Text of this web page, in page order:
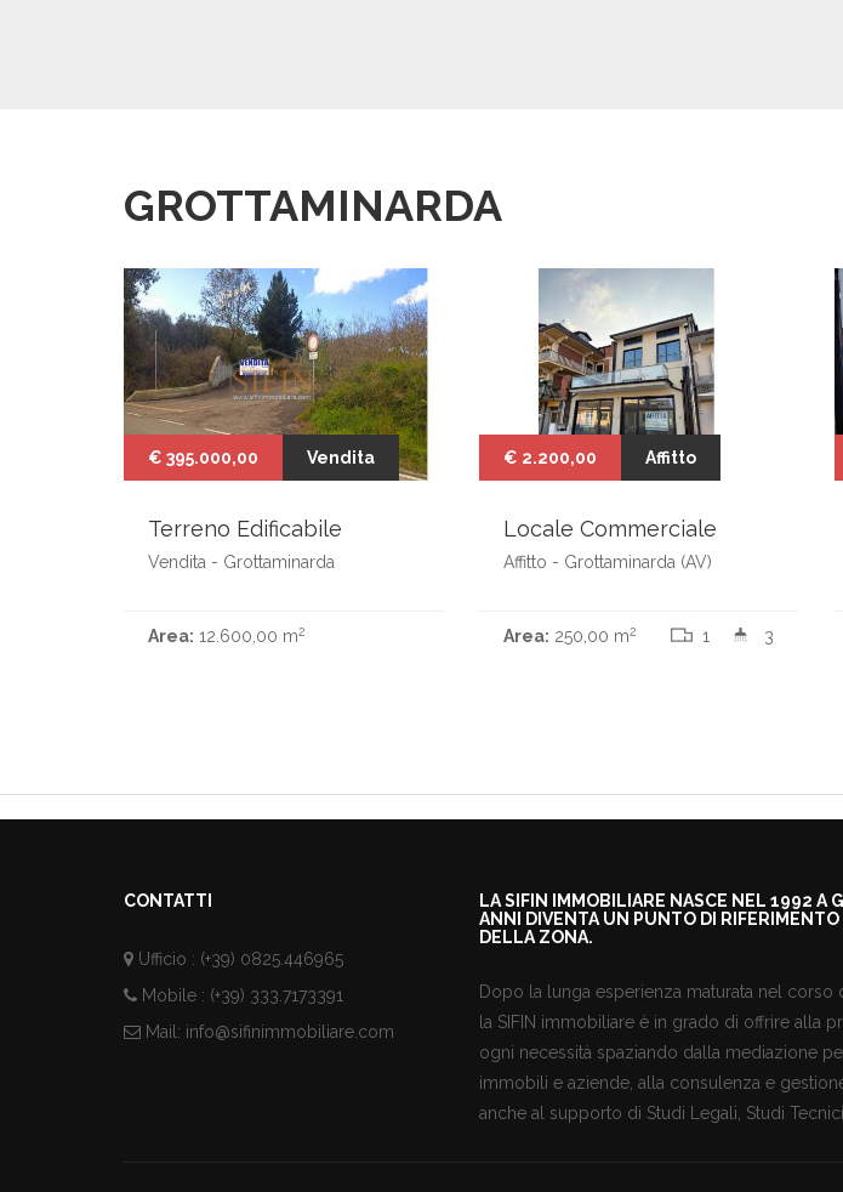
GROTTAMINARDA
€ 395.000,00 Vendita
Terreno Edificabile
Vendita - Grottaminarda
Area: 12.600,00 m2
€ 2.200,00 Affitto
Locale Commerciale
Affitto - Grottaminarda (AV)
Area: 250,00 m2 1 3
CONTATTI
Ufficio : (+39) 0825.446965
Mobile : (+39) 333.7173391
Mail: info@sifinimmobiliare.com
LA SIFIN IMMOBILIARE NASCE NEL 1992 A
ANNI DIVENTA UN PUNTO DI
DELLA ZONA.
Dopo la lunga esperienza maturata nel corso
la SIFIN immobiliare è in grado di offrire alla
ogni necessità spaziando dalla mediazione
immobili e aziende, alla consulenza e
anche al supporto di Studi Legali, Studi